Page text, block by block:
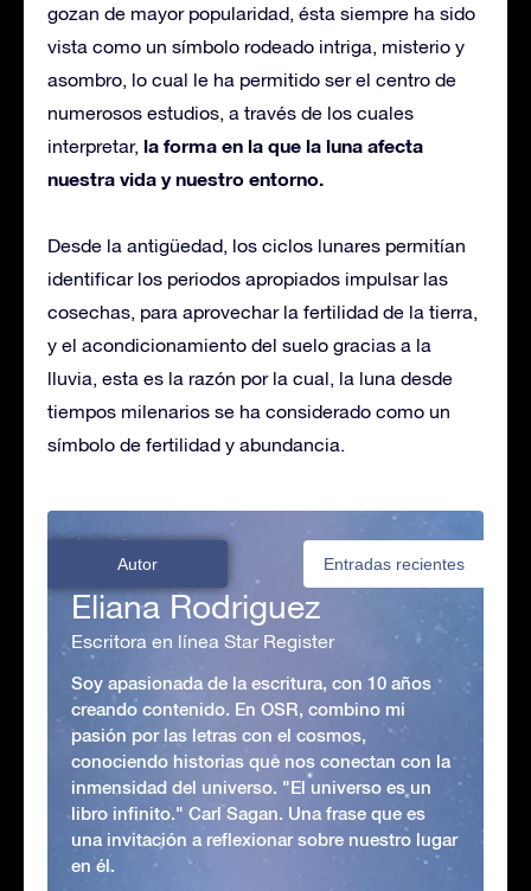
gozan de mayor popularidad, ésta siempre ha sido
vista como un símbolo rodeado intriga, misterio y
asombro, lo cual le ha permitido ser el centro de
numerosos estudios, a través de los cuales
interpretar, la forma en la que la luna afecta
nuestra vida y nuestro entorno.
Desde la antigüedad, los ciclos lunares permitían
identificar los periodos apropiados impulsar las
cosechas, para aprovechar la fertilidad de la tierra,
y el acondicionamiento del suelo gracias a la
lluvia, esta es la razón por la cual, la luna desde
tiempos milenarios se ha considerado como un
símbolo de fertilidad y abundancia.
Autor Entradas recientes
Eliana Rodriguez
Escritora en línea Star Register
Soy apasionada de la escritura, con 10 años
creando contenido. En OSR, combino mi
pasión por las letras con el cosmos,
conociendo historias que nos conectan con la
inmensidad del universo. "El universo es un
libro infinito." Carl Sagan. Una frase que es
una invitación a reflexionar sobre nuestro lugar
en él.